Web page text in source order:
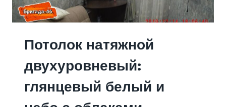
Т
О
З
И
Потолок натяжной
двухуровневый:
глянцевый белый и